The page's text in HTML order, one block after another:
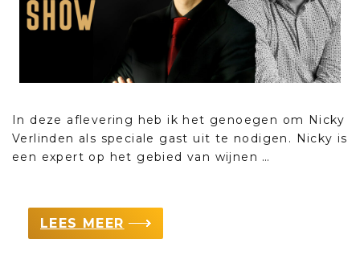
In deze aflevering heb ik het genoegen om Nicky
Verlinden als speciale gast uit te nodigen. Nicky is
een expert op het gebied van wijnen …
LEES MEER